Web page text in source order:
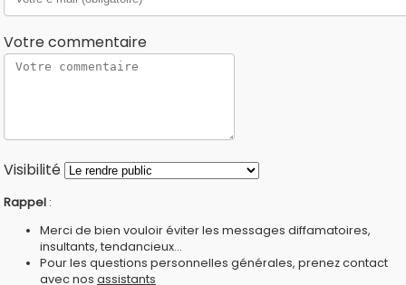
Votre commentaire
Visibilité
Rappel :
Merci de bien vouloir éviter les messages diffamatoires,
insultants, tendancieux...
Pour les questions personnelles générales, prenez contact
avec nos assistants